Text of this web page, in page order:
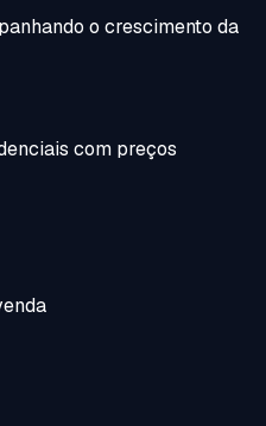
o crescimento da
com preços